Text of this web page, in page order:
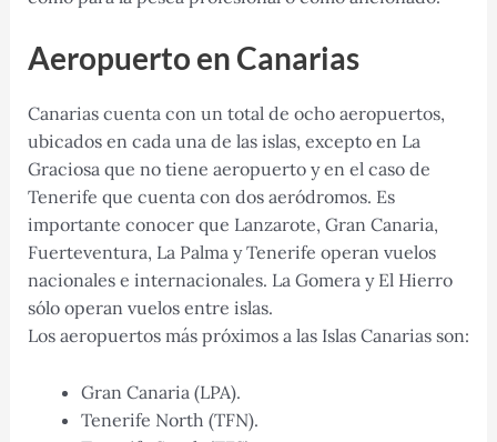
Aeropuerto en Canarias
Canarias cuenta con un total de ocho aeropuertos,
ubicados en cada una de las islas, excepto en La
Graciosa que no tiene aeropuerto y en el caso de
Tenerife que cuenta con dos aeródromos. Es
importante conocer que Lanzarote, Gran Canaria,
Fuerteventura, La Palma y Tenerife operan vuelos
nacionales e internacionales. La Gomera y El Hierro
sólo operan vuelos entre islas.
Los aeropuertos más próximos a las Islas Canarias son:
Gran Canaria (LPA).
Tenerife North (TFN).